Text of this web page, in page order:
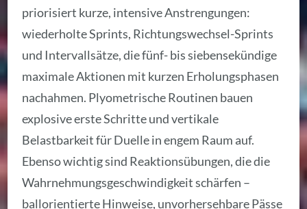
priorisiert kurze, intensive Anstrengungen:
wiederholte Sprints, Richtungswechsel-Sprints
und Intervallsätze, die fünf- bis siebensekündige
maximale Aktionen mit kurzen Erholungsphasen
nachahmen. Plyometrische Routinen bauen
explosive erste Schritte und vertikale
Belastbarkeit für Duelle in engem Raum auf.
Ebenso wichtig sind Reaktionsübungen, die die
Wahrnehmungsgeschwindigkeit schärfen –
ballorientierte Hinweise, unvorhersehbare Pässe